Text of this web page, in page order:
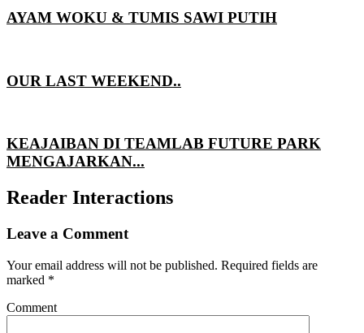
AYAM WOKU & TUMIS SAWI PUTIH
OUR LAST WEEKEND..
KEAJAIBAN DI TEAMLAB FUTURE PARK
MENGAJARKAN...
Reader Interactions
Leave a Comment
Your email address will not be published. Required fields are
marked *
Comment